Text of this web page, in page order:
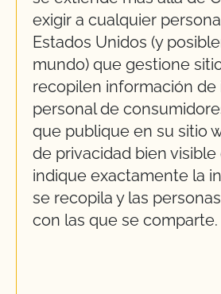
exigir a cualquier
Estados Unidos (y
mundo) que gestione
recopilen información de
personal de
que publique en su sitio
de privacidad bien
indique exactamente la
se recopila y las
con las que se comparte.